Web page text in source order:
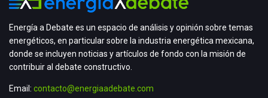
Energía a Debate es un espacio de análisis y opinión sobre temas
energéticos, en particular sobre la industria energética mexicana,
donde se incluyen noticias y artículos de fondo con la misión de
contribuir al debate constructivo.
Email: contacto@energiaadebate.com